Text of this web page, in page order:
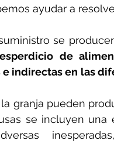
ayudar a
se
de
indirectas en las
granja pueden
se incluyen una